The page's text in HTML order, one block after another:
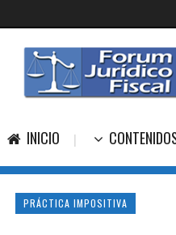
INICIO
PRÁCTICA IMPOSITIVA